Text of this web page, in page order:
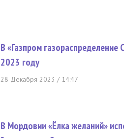
В «Газпром газораспределение
2023 году
28 Декабря 2023 / 14:47
В Мордовии «Ёлка желаний»